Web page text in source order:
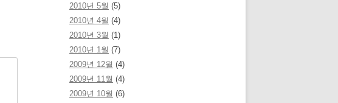
2010년 5월 (5)
2010년 4월 (4)
2010년 3월 (1)
2010년 1월 (7)
2009년 12월 (4)
2009년 11월 (4)
2009년 10월 (6)